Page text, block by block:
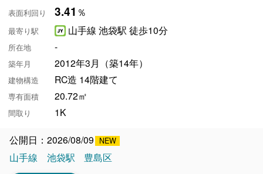
表面利回り 3.41 ％
最寄り駅 山手線 池袋駅 徒歩10分
所在地 -
築年月 2012年3月（築14年）
建物構造 RC造 14階建て
専有面積 20.72㎡
間取り 1K
公開日：2026/08/09
山手線
池袋駅 豊島区